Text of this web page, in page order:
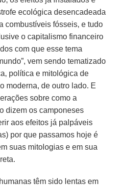
ecológica desencadeada
combustíveis fósseis, e tudo
o capitalismo financeiro
com que esse tema
vem sendo tematizado
política e mitológica de
moderna, de outro lado. E
sobre como a
dizem os camponeses
aos efeitos já palpáveis
por que passamos hoje é
suas mitologias e em sua
têm sido lentas em